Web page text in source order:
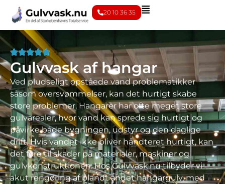
20 10 36 35
Gulvvask af hangar
Ved pludseligt opståede vand problematikker
såsom oversvømmelser, kan det hurtigt skabe
store problemer. Hangarer har ofte meget store
gulvarealer, hvor vand kan sprede sig hurtigt og
påvirke både bygningen, udstyr og den daglige
drift. Hvis vandet ikke bliver håndteret hurtigt, kan
det føre til skader på materialer, maskiner og
gulvkonstruktionen. Hos Gulvvask.nu tilbyder vi
akut rengøring af blandt andet hangargulv, med